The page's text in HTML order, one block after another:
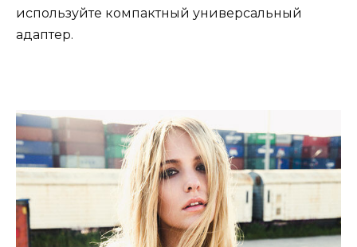
используйте компактный универсальный
адаптер.